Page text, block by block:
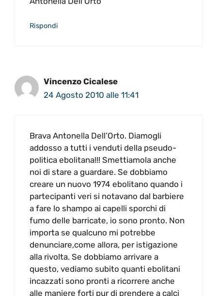
Rispondi
Vincenzo Cicalese
24 Agosto 2010 alle 11:41
Brava Antonella Dell’Orto. Diamogli
addosso a tutti i venduti della pseudo-
politica ebolitana!!! Smettiamola anche
noi di stare a guardare. Se dobbiamo
creare un nuovo 1974 ebolitano quando i
partecipanti veri si notavano dal barbiere
a fare lo shampo ai capelli sporchi di
fumo delle barricate, io sono pronto. Non
importa se qualcuno mi potrebbe
denunciare,come allora, per istigazione
alla rivolta. Se dobbiamo arrivare a
questo, vediamo subito quanti ebolitani
incazzati sono pronti a ricorrere anche
alle maniere forti pur di prendere a calci